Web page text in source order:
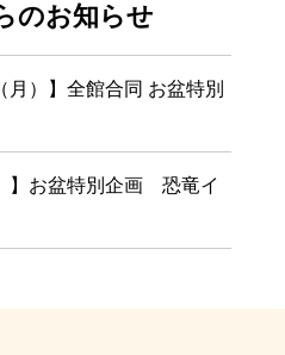
のお知らせ
月）】全館合同 お盆特別
】お盆特別企画 恐竜イ